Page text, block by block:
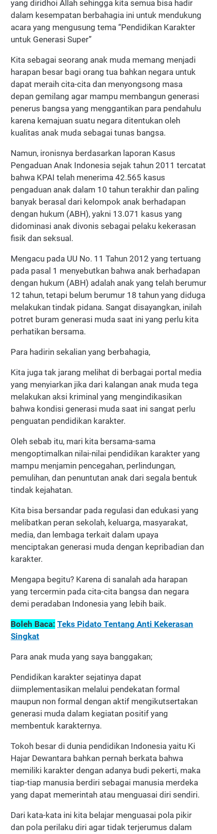
yang diridhoi Allah sehingga kita semua bisa hadir
dalam kesempatan berbahagia ini untuk mendukung
acara yang mengusung tema “Pendidikan Karakter
untuk Generasi Super”
Kita sebagai seorang anak muda memang menjadi
harapan besar bagi orang tua bahkan negara untuk
dapat meraih cita-cita dan menyongsong masa
depan gemilang agar mampu membangun generasi
penerus bangsa yang menggantikan para pendahulu
karena kemajuan suatu negara ditentukan oleh
kualitas anak muda sebagai tunas bangsa.
Namun, ironisnya berdasarkan laporan Kasus
Pengaduan Anak Indonesia sejak tahun 2011 tercatat
bahwa KPAI telah menerima 42.565 kasus
pengaduan anak dalam 10 tahun terakhir dan paling
banyak berasal dari kelompok anak berhadapan
dengan hukum (ABH), yakni 13.071 kasus yang
didominasi anak divonis sebagai pelaku kekerasan
fisik dan seksual.
Mengacu pada UU No. 11 Tahun 2012 yang tertuang
pada pasal 1 menyebutkan bahwa anak berhadapan
dengan hukum (ABH) adalah anak yang telah berumur
12 tahun, tetapi belum berumur 18 tahun yang diduga
melakukan tindak pidana. Sangat disayangkan, inilah
potret buram generasi muda saat ini yang perlu kita
perhatikan bersama.
Para hadirin sekalian yang berbahagia,
Kita juga tak jarang melihat di berbagai portal media
yang menyiarkan jika dari kalangan anak muda tega
melakukan aksi kriminal yang mengindikasikan
bahwa kondisi generasi muda saat ini sangat perlu
penguatan pendidikan karakter.
Oleh sebab itu, mari kita bersama-sama
mengoptimalkan nilai-nilai pendidikan karakter yang
mampu menjamin pencegahan, perlindungan,
pemulihan, dan penuntutan anak dari segala bentuk
tindak kejahatan.
Kita bisa bersandar pada regulasi dan edukasi yang
melibatkan peran sekolah, keluarga, masyarakat,
media, dan lembaga terkait dalam upaya
menciptakan generasi muda dengan kepribadian dan
karakter.
Mengapa begitu? Karena di sanalah ada harapan
yang tercermin pada cita-cita bangsa dan negara
demi peradaban Indonesia yang lebih baik.
Boleh Baca: Teks Pidato Tentang Anti Kekerasan
Singkat
Para anak muda yang saya banggakan;
Pendidikan karakter sejatinya dapat
diimplementasikan melalui pendekatan formal
maupun non formal dengan aktif mengikutsertakan
generasi muda dalam kegiatan positif yang
membentuk karakternya.
Tokoh besar di dunia pendidikan Indonesia yaitu Ki
Hajar Dewantara bahkan pernah berkata bahwa
memiliki karakter dengan adanya budi pekerti, maka
tiap-tiap manusia berdiri sebagai manusia merdeka
yang dapat memerintah atau menguasai diri sendiri.
Dari kata-kata ini kita belajar menguasai pola pikir
dan pola perilaku diri agar tidak terjerumus dalam